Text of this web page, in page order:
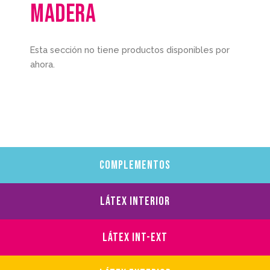
Madera
Esta sección no tiene productos disponibles por
ahora.
Complementos
Látex Interior
Látex Int-Ext